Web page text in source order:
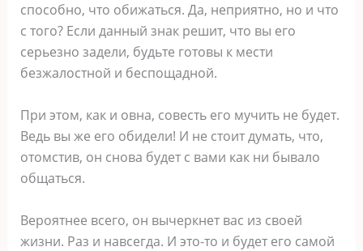
способно, что обижаться. Да, неприятно, но и что
с того? Если данный знак решит, что вы его
серьезно задели, будьте готовы к мести
безжалостной и беспощадной.
При этом, как и овна, совесть его мучить не будет.
Ведь вы же его обидели! И не стоит думать, что,
отомстив, он снова будет с вами как ни бывало
общаться.
Вероятнее всего, он вычеркнет вас из своей
жизни. Раз и навсегда. И это-то и будет его самой